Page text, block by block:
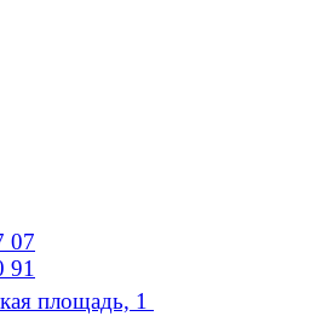
07
91
площадь, 1